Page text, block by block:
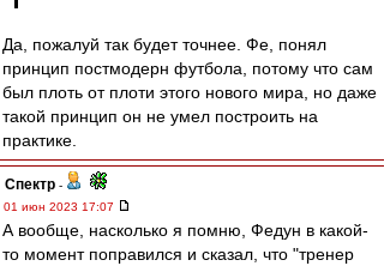
Да, пожалуй так будет точнее. Фе, понял
принцип постмодерн футбола, потому что сам
был плоть от плоти этого нового мира, но даже
такой принцип он не умел построить на
практике.
Спектр -
01 июн 2023 17:07
А вообще, насколько я помню, Федун в какой-
то момент поправился и сказал, что "тренер